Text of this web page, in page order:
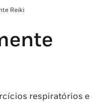
Reiki
respiratórios e